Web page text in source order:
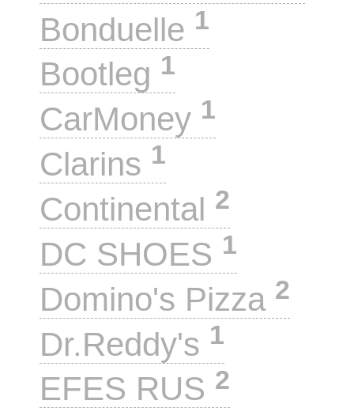
Bonduelle 1
Bootleg 1
CarMoney 1
Clarins 1
Continental 2
DC SHOES 1
Domino's Pizza 2
Dr.Reddy's 1
EFES RUS 2